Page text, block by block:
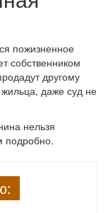
пожизненное
собственником
другому
даже суд не
нельзя
подробно.